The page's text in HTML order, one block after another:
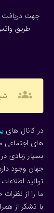
جهت دریافت
طریق
groups
در کانال های
های اجتماعی
بسیار زیادی
جهان وجود
توانید
ما را از
با تشکر از